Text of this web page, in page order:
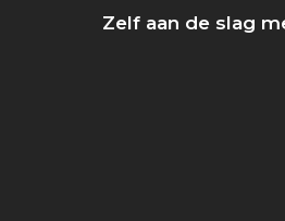
Zelf aan de slag